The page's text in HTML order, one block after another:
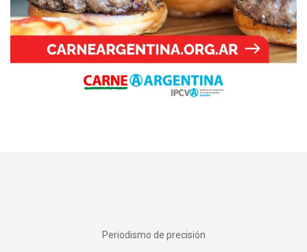
Periodismo de precisión